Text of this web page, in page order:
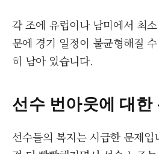
각 조에 유럽이나 남미에서 최
문에 경기 일정이 불균형해질
히 남아 있습니다.
선수 번아웃에 대한
선수들의 복지는 시급한 문제입